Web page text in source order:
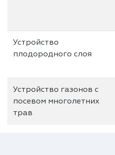
Устройство
плодородного слоя
Устройство газонов с
посевом многолетних
трав